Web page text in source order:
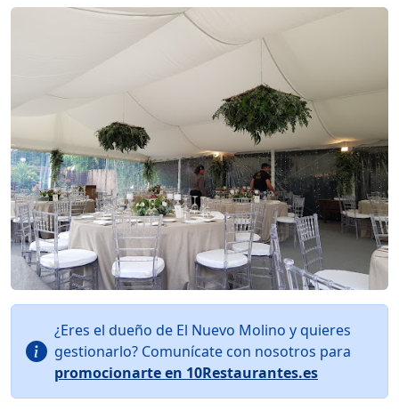
¿Eres el dueño de El Nuevo Molino y quieres
gestionarlo? Comunícate con nosotros para
promocionarte en 10Restaurantes.es